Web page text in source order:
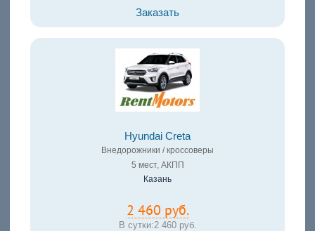
Заказать
Hyundai Creta
Внедорожники / кроссоверы
5 мест, АКПП
Казань
2 460 руб.
В сутки:2 460 руб.